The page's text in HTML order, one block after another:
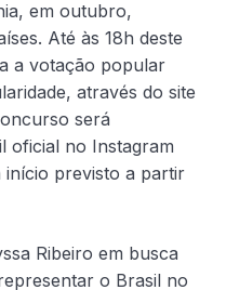
em outubro,
Até às 18h deste
a votação popular
através do site
será
oficial no Instagram
início previsto a partir
Ribeiro em busca
o Brasil no